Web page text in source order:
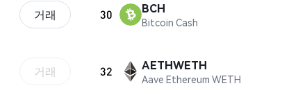
거래 30 BCH
Bitcoin Cash
거래 32 AETHWETH
Aave Ethereum WETH